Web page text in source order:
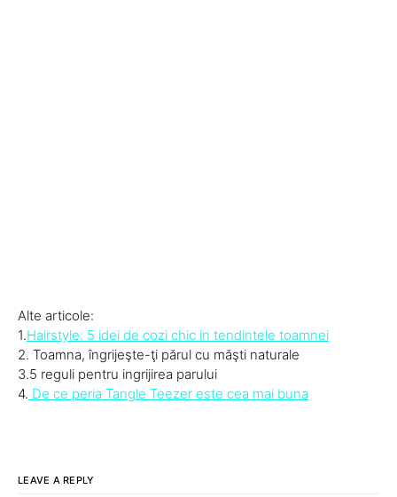
Alte articole:
1.Hairstyle: 5 idei de cozi chic in tendintele toamnei
2. Toamna, îngrijeşte-ţi părul cu măşti naturale
3.5 reguli pentru ingrijirea parului
4. De ce peria Tangle Teezer este cea mai buna
LEAVE A REPLY